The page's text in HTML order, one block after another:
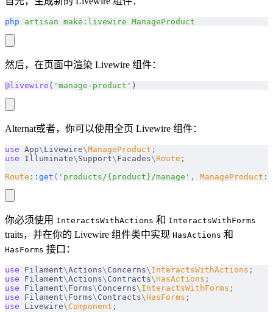
php artisan make:livewire ManageProduct
然后，在页面中渲染 Livewire 组件：
@livewire ( 'manage-product' )
Alternat或者，你可以使用全页 Livewire 组件：
use App\ Livewire\ManageProduct ;
use Illuminate\ Support\ Facades\ Route ;
Route :: get ( 'products/{product}/manage' , ManageProduct ::
你必须使用 InteractsWithActions 和 InteractsWithForms
traits，并在你的 Livewire 组件类中实现 HasActions 和
HasForms 接口：
use Filament\Actions\ Concerns\ InteractsWithActions ;
use Filament\Actions\ Contracts\HasActions ;
use Filament\ Forms\ Concerns\ InteractsWithForms ;
use Filament\ Forms\ Contracts\HasForms ;
use Livewire\ Component ;